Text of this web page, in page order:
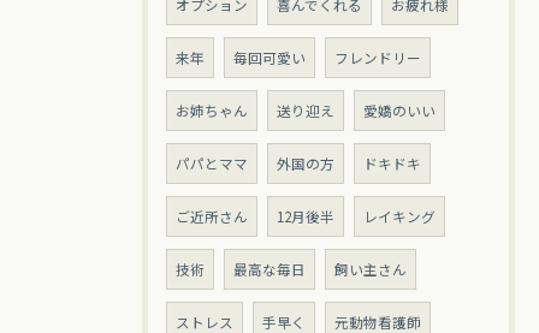
オプション 喜んでくれる お疲れ様
来年 毎回可愛い フレンドリー
お姉ちゃん 送り迎え 愛嬌のいい
パパとママ 外国の方 ドキドキ
ご近所さん 12月後半 レイキング
技術 最高な毎日 飼い主さん
ストレス 手早く 元動物看護師